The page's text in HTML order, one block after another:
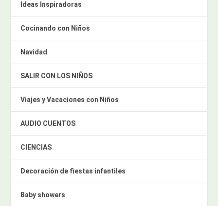
Ideas Inspiradoras
Cocinando con Niños
Navidad
SALIR CON LOS NIÑOS
Viajes y Vacaciones con Niños
AUDIO CUENTOS
CIENCIAS
Decoración de fiestas infantiles
Baby showers